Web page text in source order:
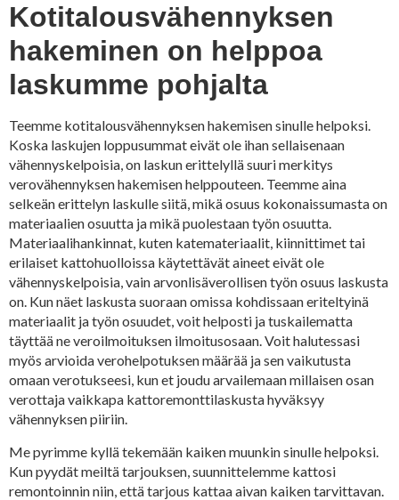
Kotitalousvähennyksen
hakeminen on helppoa
laskumme pohjalta
Teemme kotitalousvähennyksen hakemisen sinulle helpoksi.
Koska laskujen loppusummat eivät ole ihan sellaisenaan
vähennyskelpoisia, on laskun erittelyllä suuri merkitys
verovähennyksen hakemisen helppouteen. Teemme aina
selkeän erittelyn laskulle siitä, mikä osuus kokonaissumasta on
materiaalien osuutta ja mikä puolestaan työn osuutta.
Materiaalihankinnat, kuten katemateriaalit, kiinnittimet tai
erilaiset kattohuolloissa käytettävät aineet eivät ole
vähennyskelpoisia, vain arvonlisäverollisen työn osuus laskusta
on. Kun näet laskusta suoraan omissa kohdissaan eriteltyinä
materiaalit ja työn osuudet, voit helposti ja tuskailematta
täyttää ne veroilmoituksen ilmoitusosaan. Voit halutessasi
myös arvioida verohelpotuksen määrää ja sen vaikutusta
omaan verotukseesi, kun et joudu arvailemaan millaisen osan
verottaja vaikkapa kattoremonttilaskusta hyväksyy
vähennyksen piiriin.
Me pyrimme kyllä tekemään kaiken muunkin sinulle helpoksi.
Kun pyydät meiltä tarjouksen, suunnittelemme kattosi
remontoinnin niin, että tarjous kattaa aivan kaiken tarvittavan.